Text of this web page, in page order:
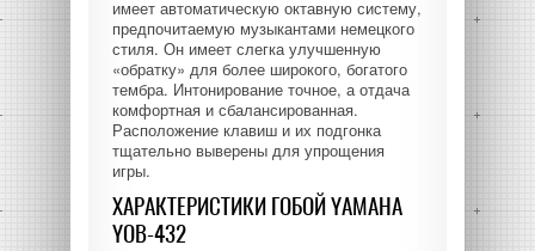
АКСЕССУАРЫ ДЛЯ УДАРНЫХ
СТУДИЙНЫЕ МОНИТОРЫ
АКСЕССУАРЫ ДЛЯ ЗВУКОЗАПИСИ
имеет автоматическую октавную систему,
предпочитаемую музыкантами немецкого
стиля. Он имеет слегка улучшенную
«обратку» для более широкого, богатого
тембра. Интонирование точное, а отдача
комфортная и сбалансированная.
Расположение клавиш и их подгонка
тщательно выверены для упрощения
игры.
ХАРАКТЕРИСТИКИ ГОБОЙ YAMAHA
YOB-432